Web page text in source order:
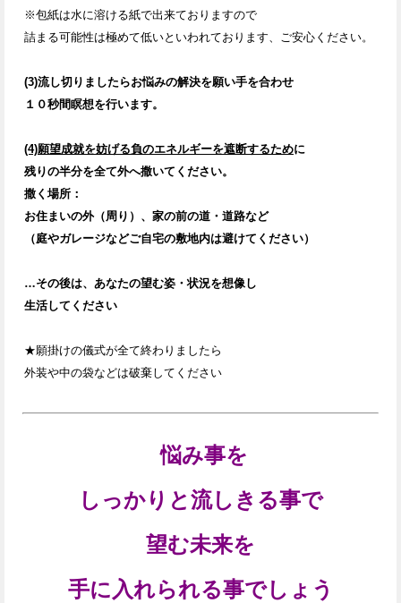
※包紙は水に溶ける紙で出来ておりますので
詰まる可能性は極めて低いといわれております、ご安心ください。
(3)流し切りましたらお悩みの解決を願い手を合わせ
１０秒間瞑想を行います。
(4)願望成就を妨げる負のエネルギーを遮断するために
残りの半分を全て外へ撒いてください。
撒く場所：
お住まいの外（周り）、家の前の道・道路など
（庭やガレージなどご自宅の敷地内は避けてください）
…その後は、あなたの望む姿・状況を想像し
生活してください
★願掛けの儀式が全て終わりましたら
外装や中の袋などは破棄してください
悩み事を
しっかりと流しきる事で
望む未来を
手に入れられる事でしょう